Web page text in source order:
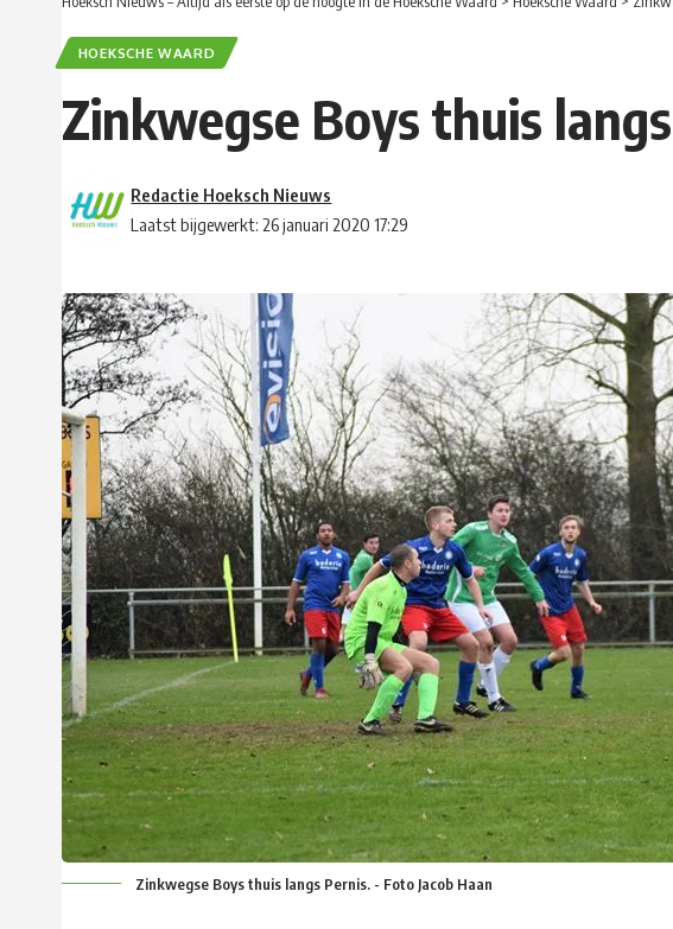
HOEKSCHE WAARD
Zinkwegse Boys thuis
Laatst bijgewerkt: 26 januari 2020 17:29
Redactie Hoeksch Nieuws
Zinkwegse Boys thuis langs Pernis. - Foto Jacob Haan